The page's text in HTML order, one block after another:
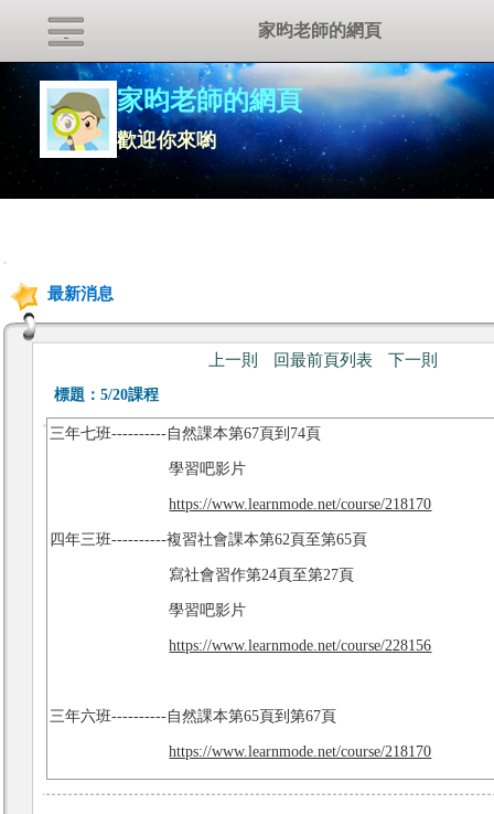
家昀老師的網頁
歡迎你來喲
:::
最新消息
上一則 回最前頁列表 下一則
標題：5/20課程
三年七班----------自然課本第67頁到74頁
學習吧影片
https://www.learnmode.net/course/218170
四年三班----------複習社會課本第62頁至第65頁
寫社會習作第24頁至第27頁
學習吧影片
https://www.learnmode.net/course/228156
三年六班----------自然課本第65頁到第67頁
https://www.learnmode.net/course/218170
家昀老師的網頁